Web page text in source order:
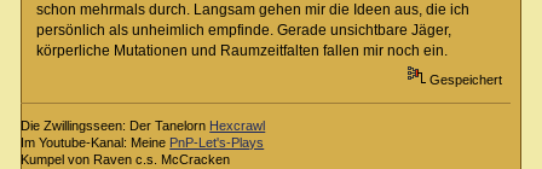
schon mehrmals durch. Langsam gehen mir die Ideen aus, die ich
persönlich als unheimlich empfinde. Gerade unsichtbare Jäger,
körperliche Mutationen und Raumzeitfalten fallen mir noch ein.
Gespeichert
Die Zwillingsseen: Der Tanelorn Hexcrawl
Im Youtube-Kanal: Meine PnP-Let's-Plays
Kumpel von Raven c.s. McCracken